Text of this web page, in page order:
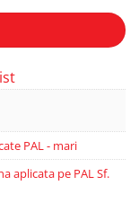
PAL - mari
aplicata pe PAL Sf.